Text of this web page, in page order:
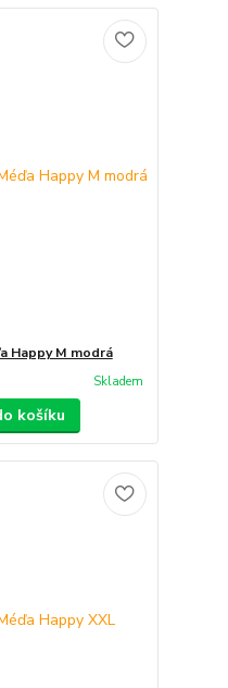
Happy M modrá
Skladem
košíku